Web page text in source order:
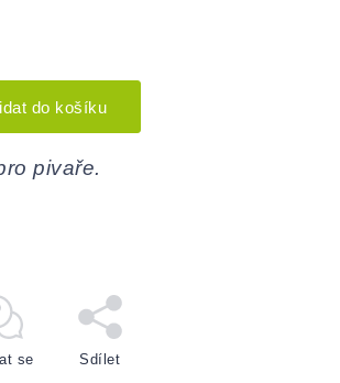
do košíku
pivaře.
se Sdílet